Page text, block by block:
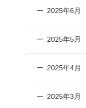
2025年6月
2025年5月
2025年4月
2025年3月